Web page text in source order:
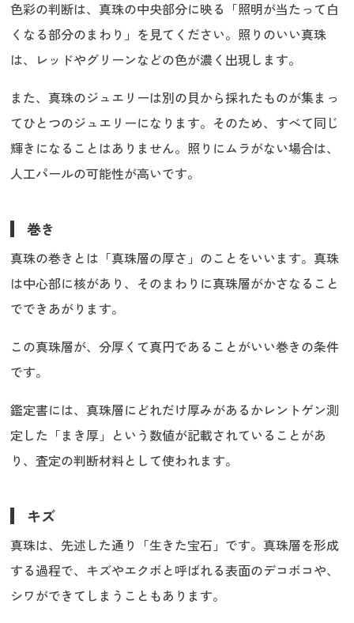
色彩の判断は、真珠の中央部分に映る「照明が当たって白
くなる部分のまわり」を見てください。照りのいい真珠
は、レッドやグリーンなどの色が濃く出現します。
また、真珠のジュエリーは別の貝から採れたものが集まっ
てひとつのジュエリーになります。そのため、すべて同じ
輝きになることはありません。照りにムラがない場合は、
人工パールの可能性が高いです。
巻き
真珠の巻きとは「真珠層の厚さ」のことをいいます。真珠
は中心部に核があり、そのまわりに真珠層がかさなること
でできあがります。
この真珠層が、分厚くて真円であることがいい巻きの条件
です。
鑑定書には、真珠層にどれだけ厚みがあるかレントゲン測
定した「まき厚」という数値が記載されていることがあ
り、査定の判断材料として使われます。
キズ
真珠は、先述した通り「生きた宝石」です。真珠層を形成
する過程で、キズやエクボと呼ばれる表面のデコボコや、
シワができてしまうこともあります。